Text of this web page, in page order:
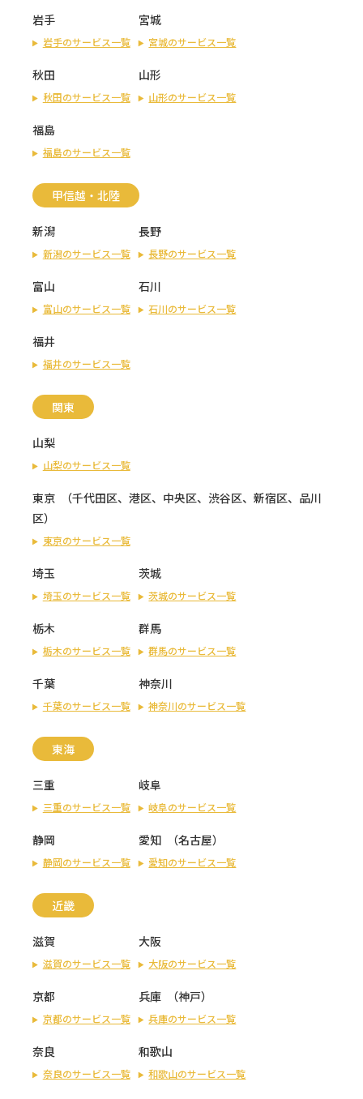
岩手
岩手のサービス一覧
宮城
宮城のサービス一覧
秋田
秋田のサービス一覧
山形
山形のサービス一覧
福島
福島のサービス一覧
甲信越・北陸
新潟
新潟のサービス一覧
長野
長野のサービス一覧
富山
富山のサービス一覧
石川
石川のサービス一覧
福井
福井のサービス一覧
関東
山梨
山梨のサービス一覧
東京 （千代田区、 港区、 中央区、 渋谷区、 新宿区、 品川
区）
東京のサービス一覧
埼玉
埼玉のサービス一覧
茨城
茨城のサービス一覧
栃木
栃木のサービス一覧
群馬
群馬のサービス一覧
千葉
千葉のサービス一覧
神奈川
神奈川のサービス一覧
東海
三重
三重のサービス一覧
岐阜
岐阜のサービス一覧
静岡
静岡のサービス一覧
愛知 （名古屋）
愛知のサービス一覧
近畿
滋賀
滋賀のサービス一覧
大阪
大阪のサービス一覧
京都
京都のサービス一覧
兵庫 （神戸）
兵庫のサービス一覧
奈良
奈良のサービス一覧
和歌山
和歌山のサービス一覧